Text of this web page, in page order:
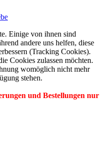
Einige von ihnen sind
andere uns helfen, diese
(Tracking Cookies).
Cookies zulassen möchten.
womöglich nicht mehr
stehen.
und Bestellungen nur